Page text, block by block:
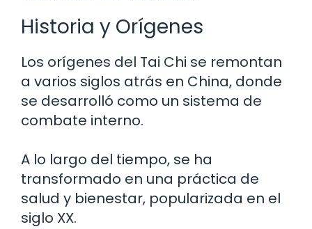
Historia y Orígenes
Los orígenes del Tai Chi se remontan
a varios siglos atrás en China, donde
se desarrolló como un sistema de
combate interno.
A lo largo del tiempo, se ha
transformado en una práctica de
salud y bienestar, popularizada en el
siglo XX.